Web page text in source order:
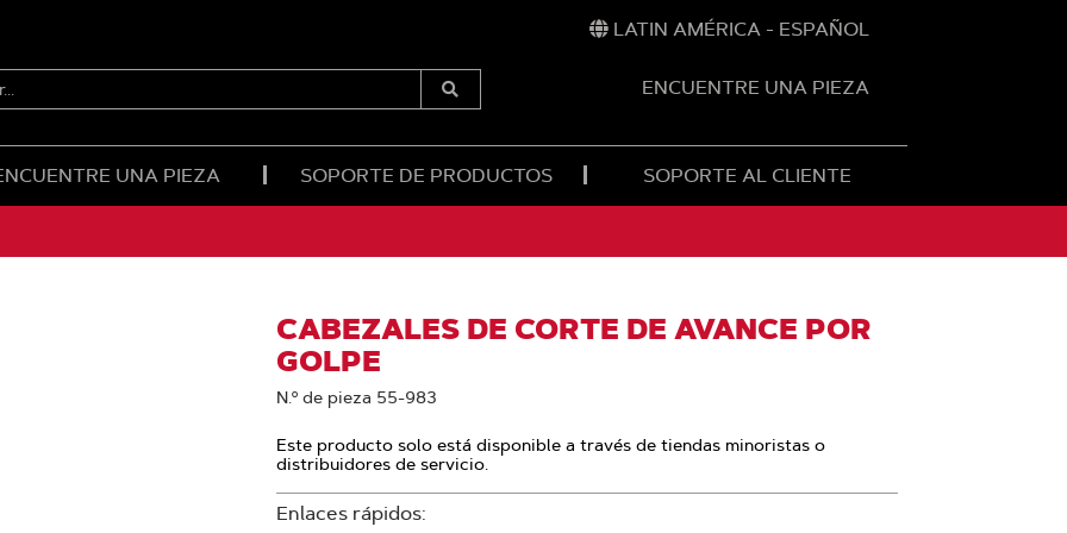
LATIN AMÉRICA - ESPAÑOL
Enviar
ENCUENTRE UNA PIEZA
UNA PIEZA SOPORTE DE PRODUCTOS SOPORTE AL CLIENTE
CABEZALES DE CORTE DE AVANCE POR
GOLPE
N.º de pieza 55-983
Este producto solo está disponible a través de tiendas minoristas o
distribuidores de servicio.
Enlaces rápidos: